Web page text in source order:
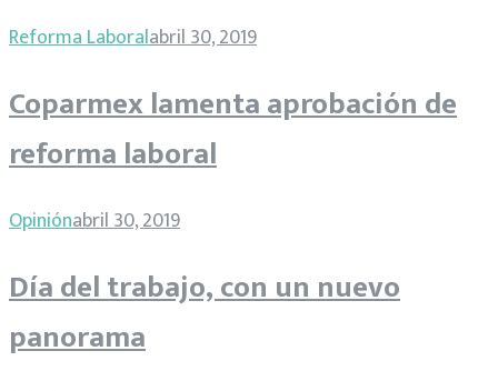
Reforma Laboralabril 30, 2019
Coparmex lamenta aprobación de
reforma laboral
Opiniónabril 30, 2019
Día del trabajo, con un nuevo
panorama